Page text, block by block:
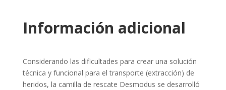
Información adicional
Considerando las dificultades para crear una solución
técnica y funcional para el transporte (extracción) de
heridos, la camilla de rescate Desmodus se desarrolló